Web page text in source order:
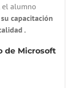
el alumno
capacitación
.
de Microsoft